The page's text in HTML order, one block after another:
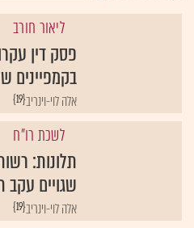
ליאור חורב
פסק דין
בקמפיינים
{19}אלה לוי-וינריב
לשכת רו"ח
תלונות:
שגויים
{19}אלה לוי-וינריב